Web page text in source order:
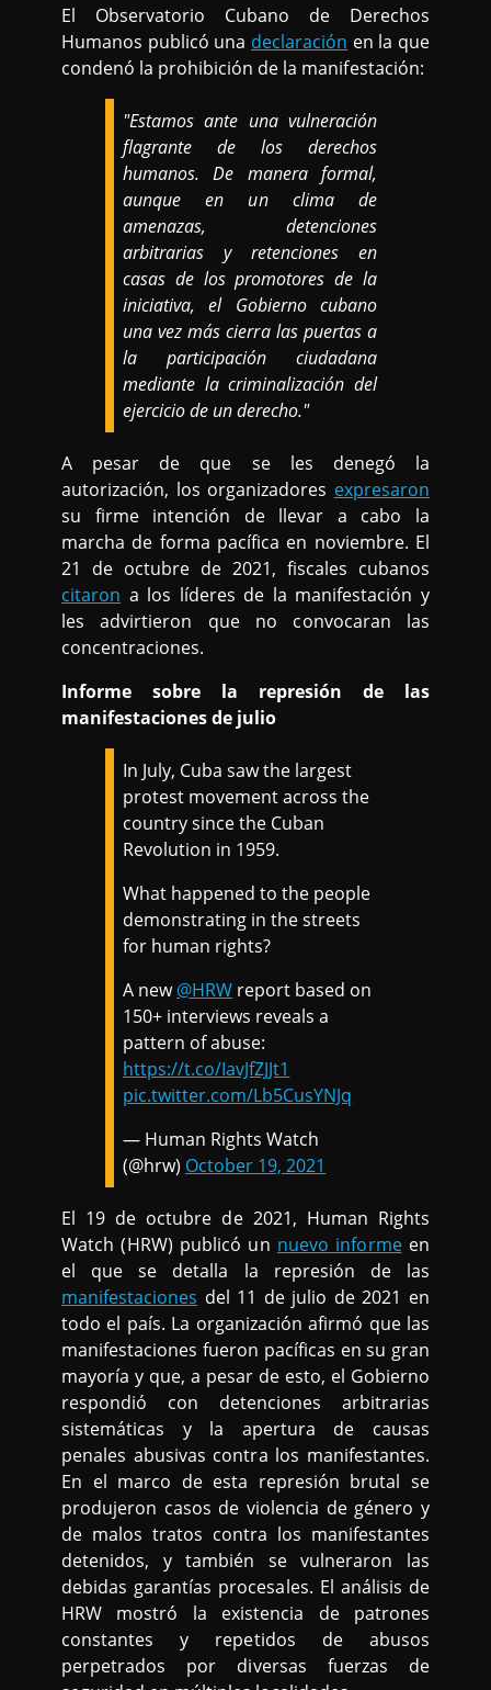
El Observatorio Cubano de Derechos
Humanos publicó una declaración en la que
condenó la prohibición de la manifestación:
"Estamos ante una vulneración
flagrante de los derechos
humanos. De manera formal,
aunque en un clima de
amenazas, detenciones
arbitrarias y retenciones en
casas de los promotores de la
iniciativa, el Gobierno cubano
una vez más cierra las puertas a
la participación ciudadana
mediante la criminalización del
ejercicio de un derecho."
A pesar de que se les denegó la
autorización, los organizadores expresaron
su firme intención de llevar a cabo la
marcha de forma pacífica en noviembre. El
21 de octubre de 2021, fiscales cubanos
citaron a los líderes de la manifestación y
les advirtieron que no convocaran las
concentraciones.
Informe sobre la represión de las
manifestaciones de julio
In July, Cuba saw the largest
protest movement across the
country since the Cuban
Revolution in 1959.
What happened to the people
demonstrating in the streets
for human rights?
A new@HRW report based on
150+ interviews reveals a
pattern of abuse:
https://t.co/IavJfZJJt1
pic.twitter.com/Lb5CusYNJq
— Human Rights Watch
(@hrw) October 19, 2021
El 19 de octubre de 2021, Human Rights
Watch (HRW) publicó un nuevo informeen
el que se detalla la represión de las
manifestaciones del 11 de julio de 2021 en
todo el país. La organización afirmó que las
manifestaciones fueron pacíficas en su gran
mayoría y que, a pesar de esto, el Gobierno
respondió con detenciones arbitrarias
sistemáticas y la apertura de causas
penales abusivas contra los manifestantes.
En el marco de esta represión brutal se
produjeron casos de violencia de género y
de malos tratos contra los manifestantes
detenidos, y también se vulneraron las
debidas garantías procesales. El análisis de
HRW mostró la existencia de patrones
constantes y repetidos de abusos
perpetrados por diversas fuerzas de